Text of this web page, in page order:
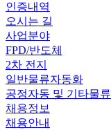
인증내역
오시는 길
사업분야
FPD/반도체
2차 전지
일반물류자동화
공정자동 및 기타물류
채용정보
채용안내